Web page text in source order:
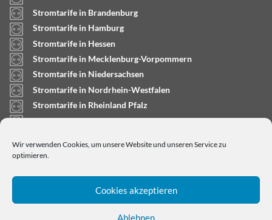
Wir verwenden Cookies, um unsere Website und unseren Service zu
optimieren.
Cookies akzeptieren
Ablehnen
Stromtarife in Brandenburg
Stromtarife in Hamburg
Stromtarife in Hessen
Stromtarife in Mecklenburg-Vorpommern
Stromtarife in Niedersachsen
Stromtarife in Nordrhein-Westfalen
Stromtarife in Rheinland Pfalz
Stromtarife in Saarland
Stromtarife in Schleswig-Holstein